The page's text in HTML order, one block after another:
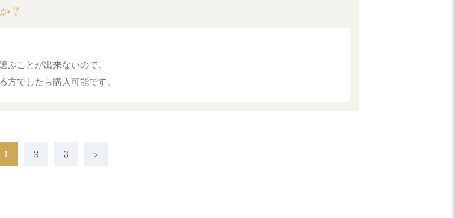
？
ぶことが出来ないので、
方でしたら購入可能です。
1 2 3 >